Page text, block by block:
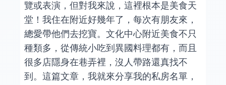
覽或表演，但對我來說，這裡根本是美食天
堂！我住在附近好幾年了，每次有朋友來，
總愛帶他們去挖寶。文化中心附近美食不只
種類多，從傳統小吃到異國料理都有，而且
很多店隱身在巷弄裡，沒人帶路還真找不
到。這篇文章，我就來分享我的私房名單，